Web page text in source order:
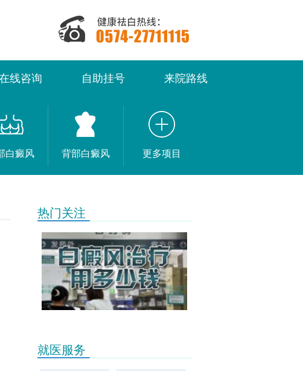
线咨询 自助挂号 来院路线
白癜风 背部白癜风 更多项目
热门关注
就医服务